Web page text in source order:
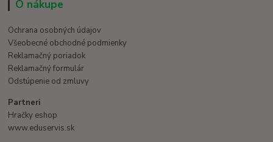
O nákupe
Ochrana osobných údajov
Všeobecné obchodné podmienky
Reklamačný poriadok
Reklamačný formulár
Odstúpenie od zmluvy
Partneri
Hračky eshop
www.eduservis.sk